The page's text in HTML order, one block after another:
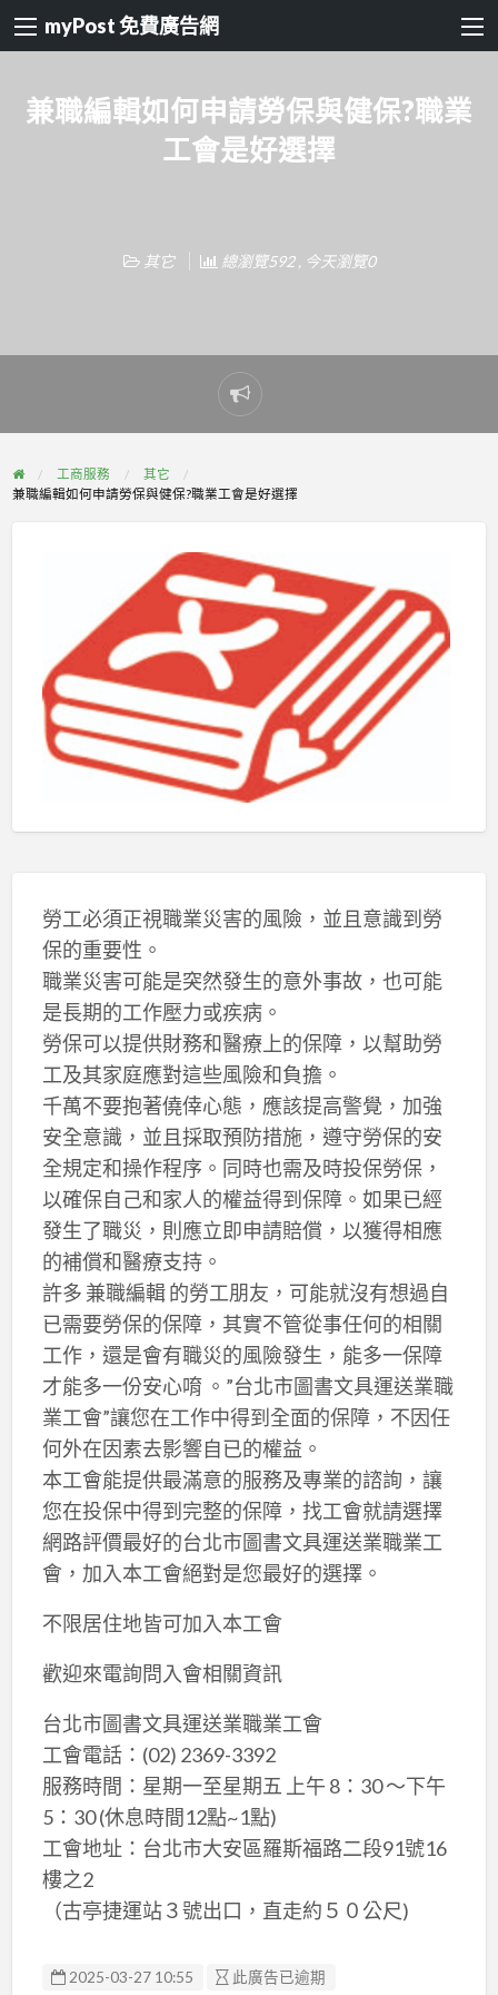
myPost 免費廣告網
兼職編輯如何申請勞保與健保?職業
工會是好選擇
其它 總瀏覽592 , 今天瀏覽0
Report
problem
工商服務
其它
兼職編輯如何申請勞保與健保?職業工會是好選擇
勞工必須正視職業災害的風險，並且意識到勞
保的重要性。
職業災害可能是突然發生的意外事故，也可能
是長期的工作壓力或疾病。
勞保可以提供財務和醫療上的保障，以幫助勞
工及其家庭應對這些風險和負擔。
千萬不要抱著僥倖心態，應該提高警覺，加強
安全意識，並且採取預防措施，遵守勞保的安
全規定和操作程序。同時也需及時投保勞保，
以確保自己和家人的權益得到保障。如果已經
發生了職災，則應立即申請賠償，以獲得相應
的補償和醫療支持。
許多 兼職編輯 的勞工朋友，可能就沒有想過自
已需要勞保的保障，其實不管從事任何的相關
工作，還是會有職災的風險發生，能多一保障
才能多一份安心唷 。”台北市圖書文具運送業職
業工會”讓您在工作中得到全面的保障，不因任
何外在因素去影響自已的權益。
本工會能提供最滿意的服務及專業的諮詢，讓
您在投保中得到完整的保障，找工會就請選擇
網路評價最好的台北市圖書文具運送業職業工
會，加入本工會絕對是您最好的選擇。
不限居住地皆可加入本工會
歡迎來電詢問入會相關資訊
台北市圖書文具運送業職業工會
工會電話：(02) 2369-3392
服務時間：星期一至星期五 上午 8：30 ～下午
5：30 (休息時間12點~1點)
工會地址：台北市大安區羅斯福路二段91號16
樓之2
（古亭捷運站３號出口，直走約５０公尺)
2025-03-27 10:55 此廣告已逾期